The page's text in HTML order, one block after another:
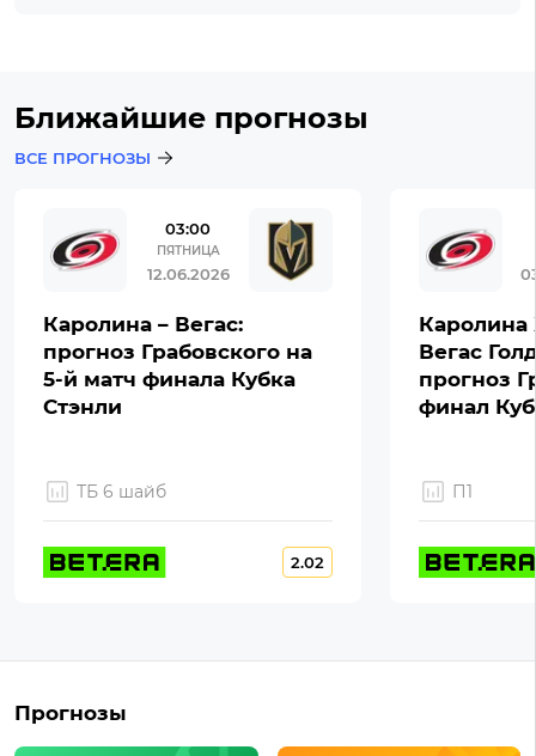
Ближайшие прогнозы
ВСЕ ПРОГНОЗЫ
03:00
ПЯТНИЦА
12.06.2026
Каролина – Вегас:
прогноз Грабовского на
5-й матч финала Кубка
Стэнли
ТБ 6 шайб
2.02
Каролина
Вегас
прогноз
финал
П1
Прогнозы